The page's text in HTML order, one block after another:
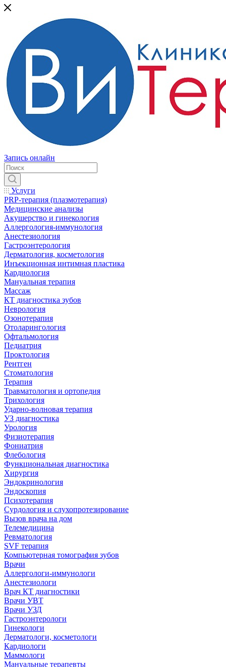
Запись онлайн
Услуги
PRP-терапия (плазмотерапия)
Медицинские анализы
Акушерство и гинекология
Аллергология-иммунология
Анестезиология
Гастроэнтерология
Дерматология, косметология
Инъекционная интимная пластика
Кардиология
Мануальная терапия
Массаж
КТ диагностика зубов
Неврология
Озонотерапия
Отоларингология
Офтальмология
Педиатрия
Проктология
Рентген
Стоматология
Терапия
Травматология и ортопедия
Трихология
Ударно-волновая терапия
УЗ диагностика
Урология
Физиотерапия
Фониатрия
Флебология
Функциональная диагностика
Хирургия
Эндокринология
Эндоскопия
Психотерапия
Сурдология и слухопротезирование
Вызов врача на дом
Телемедицина
Ревматология
SVF терапия
Компьютерная томография зубов
Врачи
Аллергологи-иммунологи
Анестезиологи
Врач КТ диагностики
Врачи УВТ
Врачи УЗД
Гастроэнтерологи
Гинекологи
Дерматологи, косметологи
Кардиологи
Маммологи
Мануальные терапевты